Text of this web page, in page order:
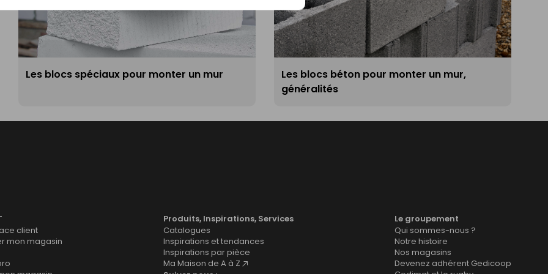
Les blocs spéciaux pour monter un mur
Les blocs béton pour monter un mur,
généralités
client
mon magasin
Produits, Inspirations, Services
Catalogues
Inspirations et tendances
Inspirations par pièce
Ma Maison de A à Z
Le groupement
Qui sommes-nous ?
Notre histoire
Nos magasins
Devenez adhérent Gedicoop